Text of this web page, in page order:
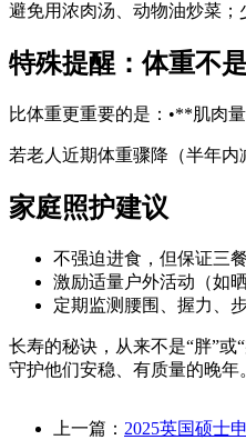
避免用浓肉汤、动物油炒菜；
特殊提醒：体重不
比体重更重要的是：•**肌肉
若老人近期体重骤降（半年内
家庭照护建议
不强迫进食，但保证三
激励适量户外活动（如
定期监测腰围、握力、
长寿的秘诀，从来不是“胖”
守护他们安稳、有质量的晚年
上一篇： 2025英国硕士